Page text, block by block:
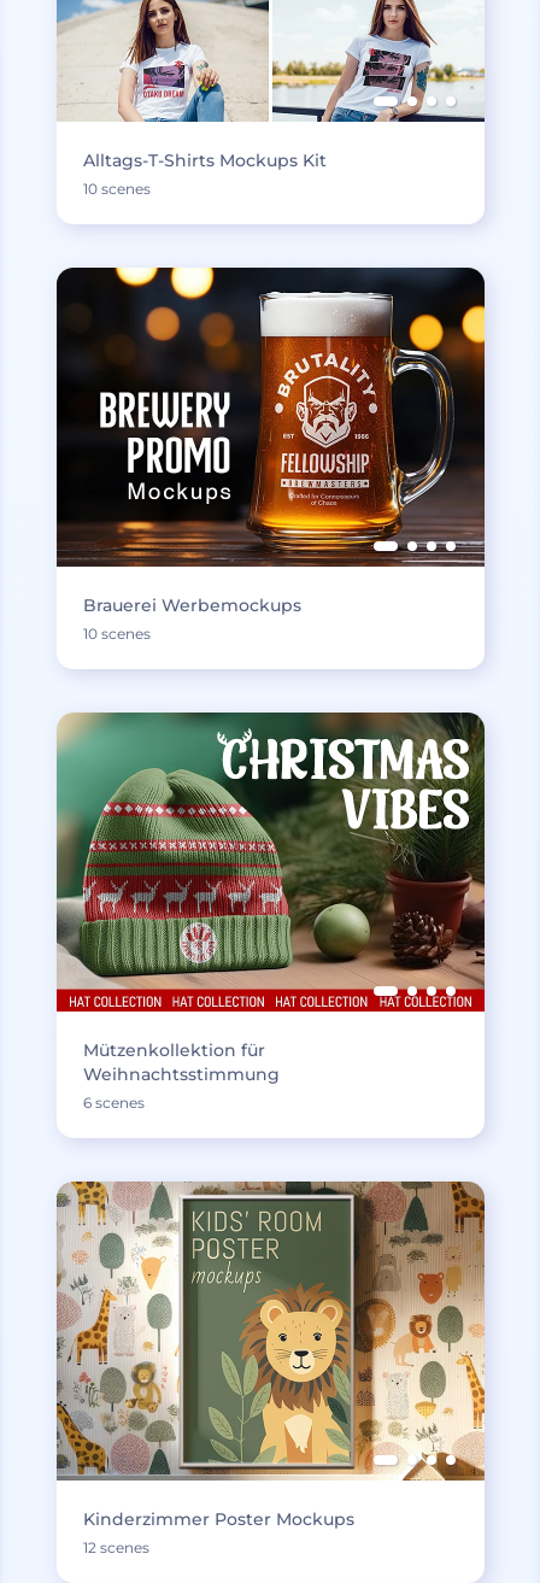
Alltags-T-Shirts Mockups Kit
10 scenes
Brauerei Werbemockups
10 scenes
Mützenkollektion für
Weihnachtsstimmung
6 scenes
Kinderzimmer Poster Mockups
12 scenes